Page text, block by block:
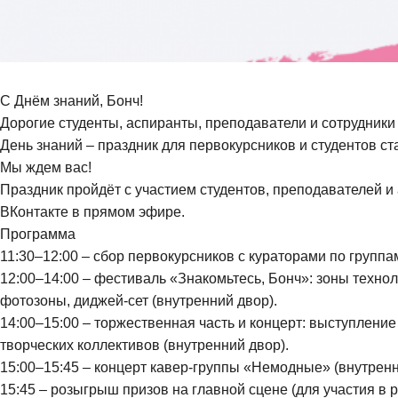
С Днём знаний, Бонч!
Дорогие студенты, аспиранты, преподаватели и
День знаний – праздник для первокурсников и студентов
Мы ждем вас!
Праздник пройдёт с участием студентов,
ВКонтакте в прямом эфире.
Программа
11:30–12:00 – сбор первокурсников с кураторами по
12:00–14:00 – фестиваль «Знакомьтесь, Бонч»: зоны
фотозоны, диджей-сет (внутренний двор).
14:00–15:00 – торжественная часть и концерт:
творческих коллективов (внутренний двор).
15:00–15:45 – концерт кавер-группы «Немодные»
15:45 – розыгрыш призов на главной сцене (для участия